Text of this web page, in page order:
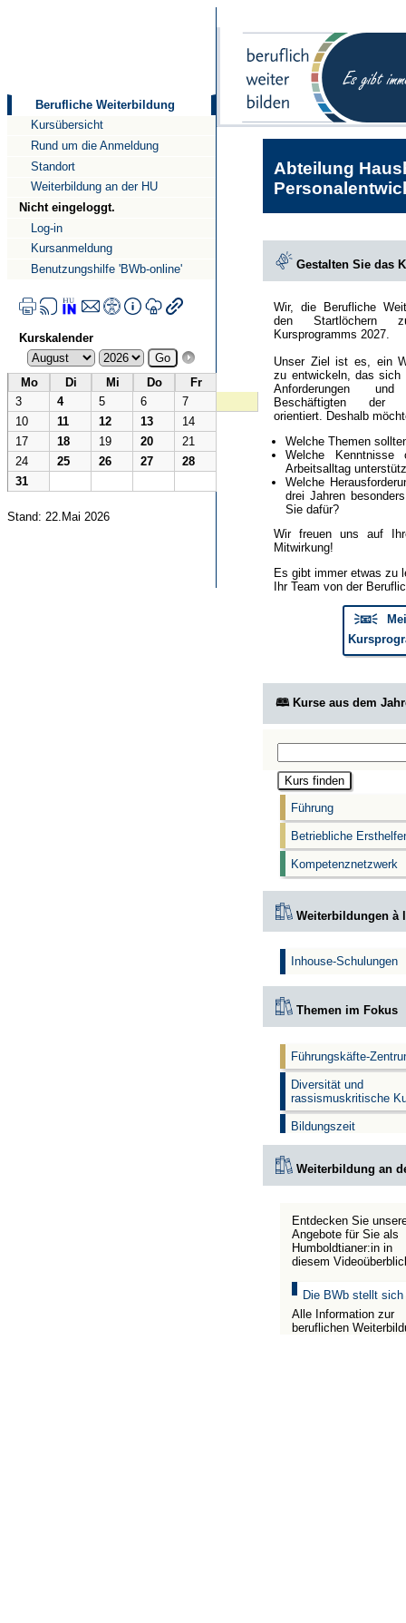
Berufliche Weiterbildung
Kursübersicht
Rund um die Anmeldung
Standort
Weiterbildung an der HU
Nicht eingeloggt.
Log-in
Kursanmeldung
Benutzungshilfe 'BWb-online'
Kurskalender
Mo Di Mi Do
Fr
3
4 5 6
7
10
11 12 13
14
17
18 19 20
21
24
25 26 27
28
31
Stand: 22.Mai 2026
Abteilung
Gestalten Sie das
Wir, die Berufliche
den Startlöchern
Kursprogramms 2027.
Unser Ziel ist es, ein
zu entwickeln, das sich
Anforderungen
Beschäftigten der
orientiert. Deshalb
Welche Themen
Welche
Arbeitsalltag
Welche
drei Jahren
Sie dafür?
Wir freuen uns auf
Mitwirkung!
Es gibt immer etwas zu
Ihr Team von der
🗦📧🗧
🕮 Kurse aus dem
Führung
Betriebliche
Kompetenznetzwerk
Weiterbildungen à
Inhouse-Schulungen
Themen im Fokus
Führungskäfte-
Diversität und
rassismuskritische
Bildungszeit
Weiterbildung an
Entdecken Sie
Angebote für Sie als
Humboldtianer:in in
diesem
Die BWb stellt sich
Alle Information zur
beruflichen